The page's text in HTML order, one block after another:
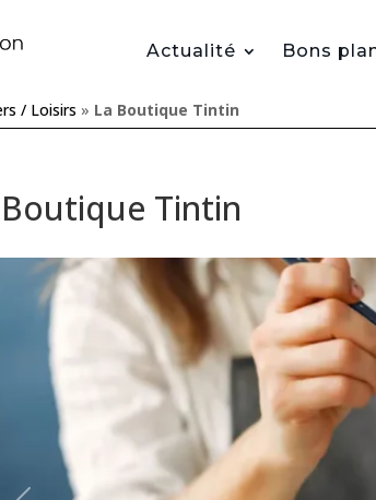
Actualité Bons
/ Loisirs » La Boutique Tintin
Tintin